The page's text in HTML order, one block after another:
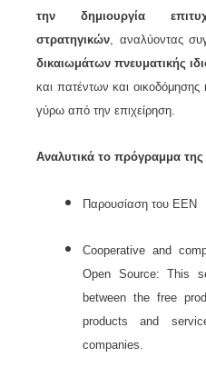
την δημιουργία
στρατηγικών , αναλύοντας
δικαιωμάτων πνευματικής
και πατέντων και οικοδόμησης
γύρω από την επιχείρηση.
Αναλυτικά το πρόγραμμα
Παρουσίαση του ΕΕΝ
Cooperative and
Open Source: This
between the free
products and
companies.